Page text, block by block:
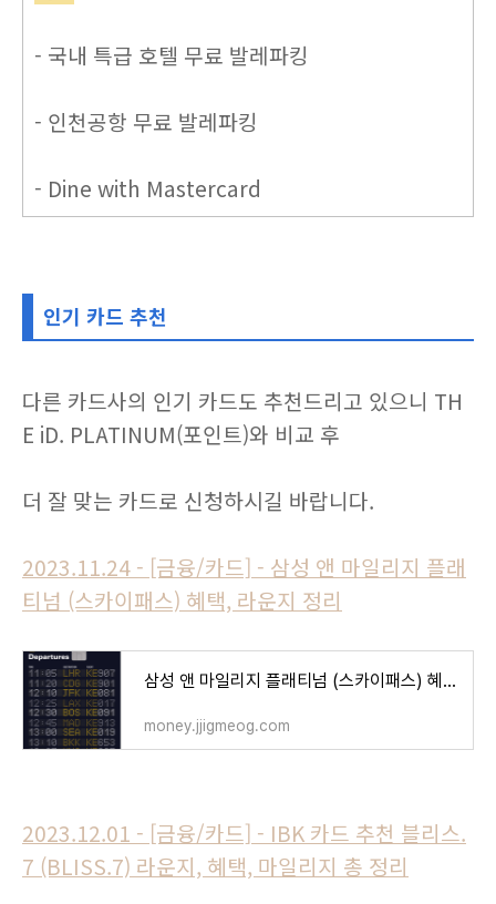
- 국내 특급 호텔 무료 발레파킹
- 인천공항 무료 발레파킹
- Dine with Mastercard
인기 카드 추천
다른 카드사의 인기 카드도 추천드리고 있으니 TH
E iD. PLATINUM(포인트)와 비교 후
더 잘 맞는 카드로 신청하시길 바랍니다.
2023.11.24 - [금융/카드] - 삼성 앤 마일리지 플래
티넘 (스카이패스) 혜택, 라운지 정리
삼성 앤 마일리지 플래티넘 (스카이패스) 혜택, 라운지 정리
money.jjigmeog.com
2023.12.01 - [금융/카드] - IBK 카드 추천 블리스.
7 (BLISS.7) 라운지, 혜택, 마일리지 총 정리